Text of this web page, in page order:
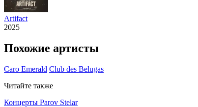
Artifact
2025
Похожие артисты
Caro Emerald Club des Belugas
Читайте также
Концерты Parov Stelar